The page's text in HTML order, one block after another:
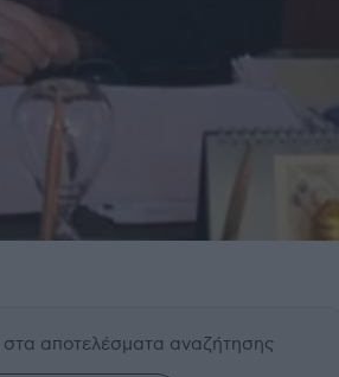
στα αποτελέσματα αναζήτησης